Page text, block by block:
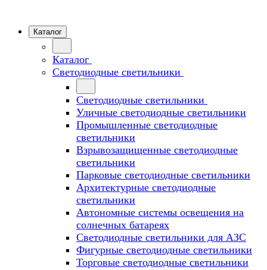
Каталог
Каталог
Светодиодные светильники
Светодиодные светильники
Уличные светодиодные светильники
Промышленные светодиодные
светильники
Взрывозащищенные светодиодные
светильники
Парковые светодиодные светильники
Архитектурные светодиодные
светильники
Автономные системы освещения на
солнечных батареях
Светодиодные светильники для АЗС
Фигурные светодиодные светильники
Торговые светодиодные светильники